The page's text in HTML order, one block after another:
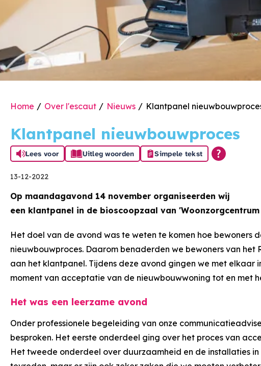
Home Over l'escaut Nieuws Klantpanel
Klantpanel nieuwbouwproces
Lees voor Uitleg woorden Simpele tekst
13-12-2022
Op maandagavond 14 november organiseerden wij
een klantpanel in de bioscoopzaal van
Het doel van de avond was te weten te komen hoe bewoners
nieuwbouwproces. Daarom benaderden we bewoners van het
aan het klantpanel. Tijdens deze avond gingen we met elkaar
moment van acceptatie van de nieuwbouwwoning tot en met
Het was een leerzame avond
Onder professionele begeleiding van onze
besproken. Het eerste onderdeel ging over het proces van
Het tweede onderdeel over duurzaamheid en de installaties